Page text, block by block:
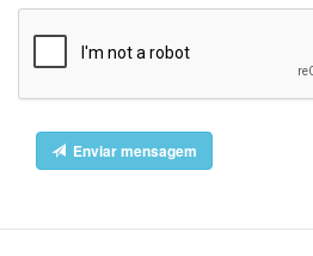
Enviar mensagem